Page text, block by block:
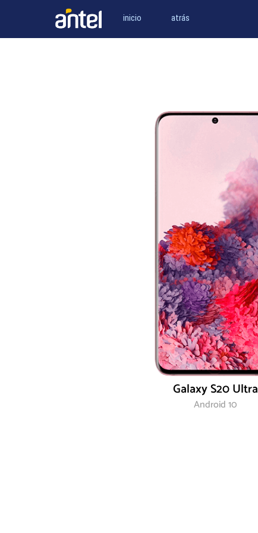
inicio atrás
Galaxy S20 Ultra
Android 10